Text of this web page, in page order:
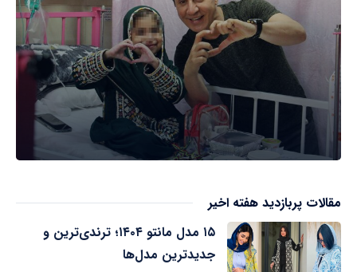
مقالات پربازدید هفته اخیر
۱۵ مدل مانتو ۱۴۰۴؛ ترندی‌ترین و
جدیدترین مدل‌ها